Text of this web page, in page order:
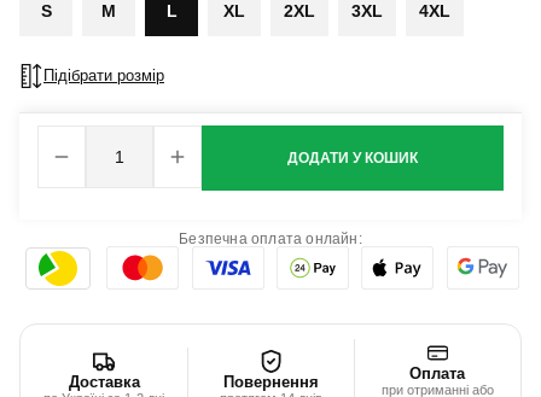
S M L XL 2XL 3XL 4XL
Підібрати розмір
ДОДАТИ У КОШИК
Безпечна оплата онлайн:
Доставка Повернення Оплата
при отриманні або